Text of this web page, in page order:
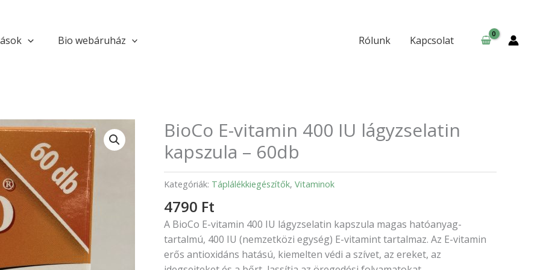
Bio webáruház Rólunk Kapcsolat
BioCo E-vitamin 400 IU lágyzselatin
kapszula – 60db
Kategóriák: Táplálékkiegészítők, Vitaminok
4790 Ft
A BioCo E-vitamin 400 IU lágyzselatin kapszula magas hatóanyag-
tartalmú, 400 IU (nemzetközi egység) E-vitamint tartalmaz. Az E-vitamin
erős antioxidáns hatású, kiemelten védi a szívet, az ereket, az
BioCo
E-
vitamin
400
IU
lágyzselatin
kapszula
–
60db
mennyiség
lágyzselatin